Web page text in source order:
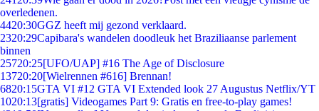
overledenen.
4420:30GGZ heeft mij gezond verklaard.
2320:29Capibara's wandelen doodleuk het Braziliaanse parlement
binnen
25720:25[UFO/UAP] #16 The Age of Disclosure
13720:20[Wielrennen #616] Brennan!
6820:15GTA VI #12 GTA VI Extended look 27 Augustus Netflix/YT
1020:13[gratis] Videogames Part 9: Gratis en free-to-play games!